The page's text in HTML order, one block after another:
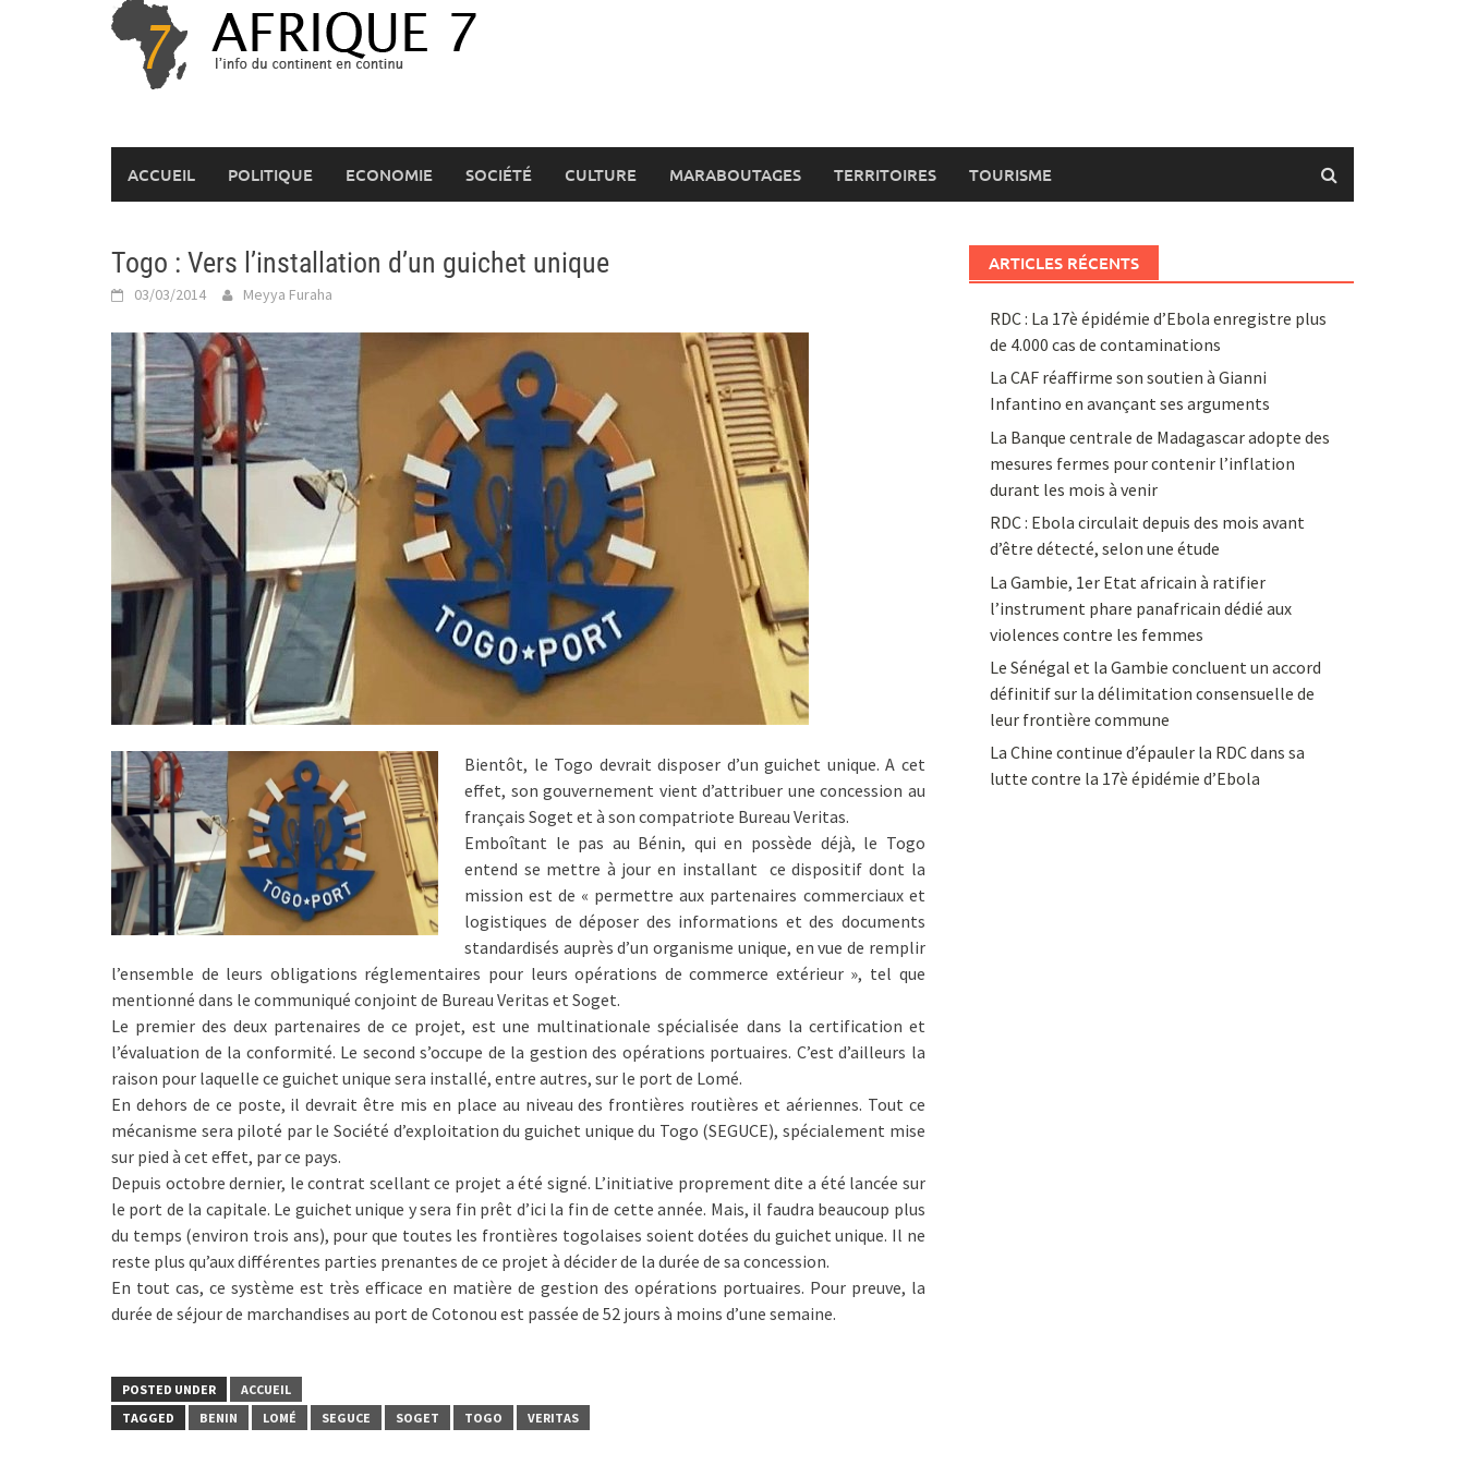
ACCUEIL POLITIQUE ECONOMIE SOCIÉTÉ CULTURE MARABOUTAGES TERRITOIRES TOURISME
Togo : Vers l’installation d’un guichet unique
03/03/2014 Meyya Furaha
Bientôt, le Togo devrait disposer d’un guichet unique. A cet
effet, son gouvernement vient d’attribuer une concession au
français Soget et à son compatriote Bureau Veritas.
Emboîtant le pas au Bénin, qui en possède déjà, le Togo
entend se mettre à jour en installant ce dispositif dont la
mission est de « permettre aux partenaires commerciaux et
logistiques de déposer des informations et des documents
standardisés auprès d’un organisme unique, en vue de remplir
l’ensemble de leurs obligations réglementaires pour leurs opérations de commerce extérieur », tel que
mentionné dans le communiqué conjoint de Bureau Veritas et Soget.
Le premier des deux partenaires de ce projet, est une multinationale spécialisée dans la certification et
l’évaluation de la conformité. Le second s’occupe de la gestion des opérations portuaires. C’est d’ailleurs la
raison pour laquelle ce guichet unique sera installé, entre autres, sur le port de Lomé.
En dehors de ce poste, il devrait être mis en place au niveau des frontières routières et aériennes. Tout ce
mécanisme sera piloté par le Société d’exploitation du guichet unique du Togo (SEGUCE), spécialement mise
sur pied à cet effet, par ce pays.
Depuis octobre dernier, le contrat scellant ce projet a été signé. L’initiative proprement dite a été lancée sur
le port de la capitale. Le guichet unique y sera fin prêt d’ici la fin de cette année. Mais, il faudra beaucoup plus
du temps (environ trois ans), pour que toutes les frontières togolaises soient dotées du guichet unique. Il ne
reste plus qu’aux différentes parties prenantes de ce projet à décider de la durée de sa concession.
En tout cas, ce système est très efficace en matière de gestion des opérations portuaires. Pour preuve, la
durée de séjour de marchandises au port de Cotonou est passée de 52 jours à moins d’une semaine.
POSTED UNDER
ACCUEIL
TAGGED
BENIN LOMÉ SEGUCE SOGET TOGO VERITAS
ARTICLES RÉCENTS
RDC : La 17è épidémie d’Ebola enregistre plus
de 4.000 cas de contaminations
La CAF réaffirme son soutien à Gianni
Infantino en avançant ses arguments
La Banque centrale de Madagascar adopte des
mesures fermes pour contenir l’inflation
durant les mois à venir
RDC : Ebola circulait depuis des mois avant
d’être détecté, selon une étude
La Gambie, 1er Etat africain à ratifier
l’instrument phare panafricain dédié aux
violences contre les femmes
Le Sénégal et la Gambie concluent un accord
définitif sur la délimitation consensuelle de
leur frontière commune
La Chine continue d’épauler la RDC dans sa
lutte contre la 17è épidémie d’Ebola